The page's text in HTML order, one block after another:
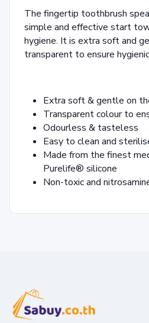
The fingertip toothbrush
simple and effective start
hygiene. It is extra soft and
transparent to ensure
Extra soft & gentle on
Transparent colour to
Odourless & tasteless
Easy to clean and
Made from the finest
Purelife® silicone
Non-toxic and